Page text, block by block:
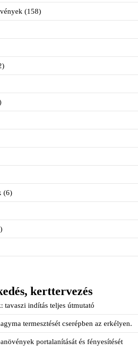
(158)
(6)
kerttervezés
tavaszi indítás teljes útmutató
termesztését cserépben az erkélyen.
portalanítását és fényesítését